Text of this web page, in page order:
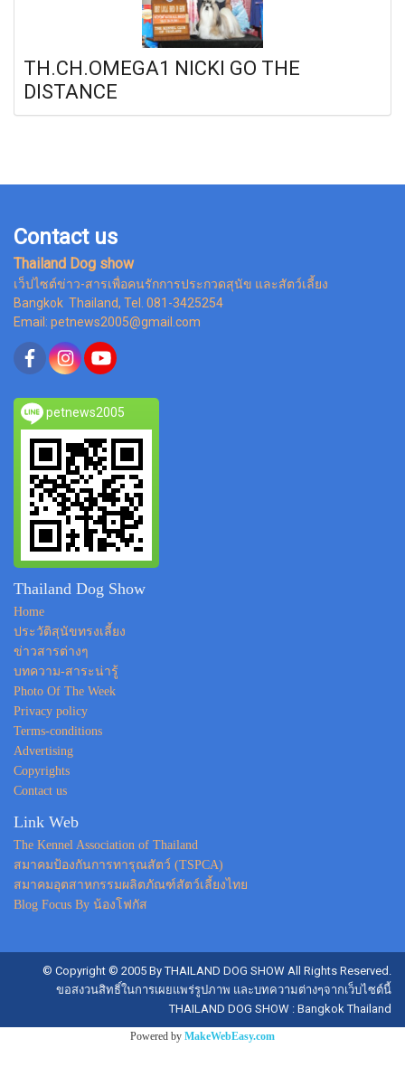
TH.CH.OMEGA1 NICKI GO THE
DISTANCE
Contact us
Thailand Dog show
เว็ปไซต์ข่าว-สารเพื่อคนรักการประกวดสุนัข และสัตว์เลี้ยง
Bangkok Thailand, Tel. 081-3425254
Email: petnews2005@gmail.com
petnews2005
Thailand Dog Show
Home
ประวัติสุนัขทรงเลี้ยง
ข่าวสารต่างๆ
บทความ-สาระน่ารู้
Photo Of The Week
Privacy policy
Terms-conditions
Advertising
Copyrights
Contact us
Link Web
The Kennel Association of Thailand
สมาคมป้องกันการทารุณสัตว์ (TSPCA)
สมาคมอุตสาหกรรมผลิตภัณฑ์สัตว์เลี้ยงไทย
Blog Focus By น้องโฟกัส
© Copyright © 2005 By THAILAND DOG SHOW All Rights Reserved.
ขอสงวนสิทธิ์ในการเผยแพร่รูปภาพ และบทความต่างๆจากเว็บไซต์นี้
THAILAND DOG SHOW : Bangkok Thailand
Powered by MakeWebEasy.com